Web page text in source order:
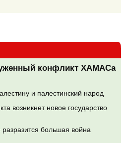
конфликт ХАМАСа
и палестинский народ
возникнет новое государство
большая война